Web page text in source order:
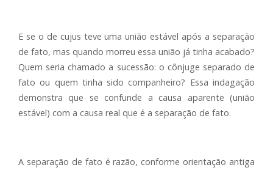
E se o de cujus teve uma união estável após a separação
de fato, mas quando morreu essa união já tinha acabado?
Quem seria chamado a sucessão: o cônjuge separado de
fato ou quem tinha sido companheiro? Essa indagação
demonstra que se confunde a causa aparente (união
estável) com a causa real que é a separação de fato.
A separação de fato é razão, conforme orientação antiga